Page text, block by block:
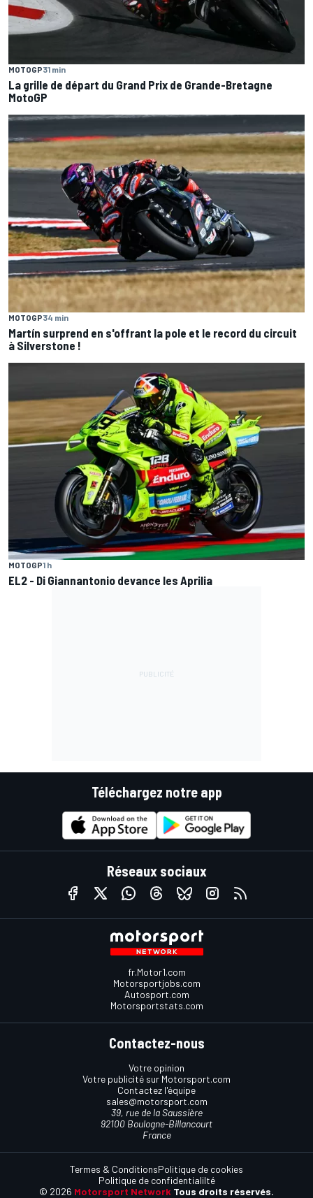
MOTOGP31 min
La grille de départ du Grand Prix de Grande-Bretagne
MotoGP
MOTOGP34 min
Martín surprend en s'offrant la pole et le record du circuit
à Silverstone !
MOTOGP1 h
EL2 - Di Giannantonio devance les Aprilia
Téléchargez notre app
Réseaux sociaux
fr.Motor1.com
Motorsportjobs.com
Autosport.com
Motorsportstats.com
Contactez-nous
Votre opinion
Votre publicité sur Motorsport.com
Contactez l'équipe
sales@motorsport.com
39, rue de la Saussière
92100 Boulogne-Billancourt
France
© 2026 Motorsport Network Tous droits réservés.
Termes & ConditionsPolitique de cookies
Politique de confidentialilté